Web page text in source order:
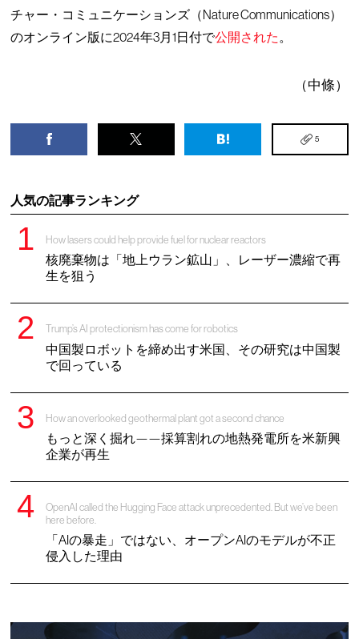
チャー・コミュニケーションズ（Nature Communications）
のオンライン版に2024年3月1日付で公開された 。
（中條）
5
人気の記事ランキング
How lasers could help provide fuel for nuclear reactors
核廃棄物は「地上ウラン鉱山」、レーザー濃縮で再
生を狙う
Trump’s AI protectionism has come for robotics
中国製ロボットを締め出す米国、その研究は中国製
で回っている
How an overlooked geothermal plant got a second chance
もっと深く掘れ——採算割れの地熱発電所を米新興
企業が再生
OpenAI called the Hugging Face attack unprecedented. But we’ve been
here before.
「AIの暴走」ではない、オープンAIのモデルが不正
侵入した理由